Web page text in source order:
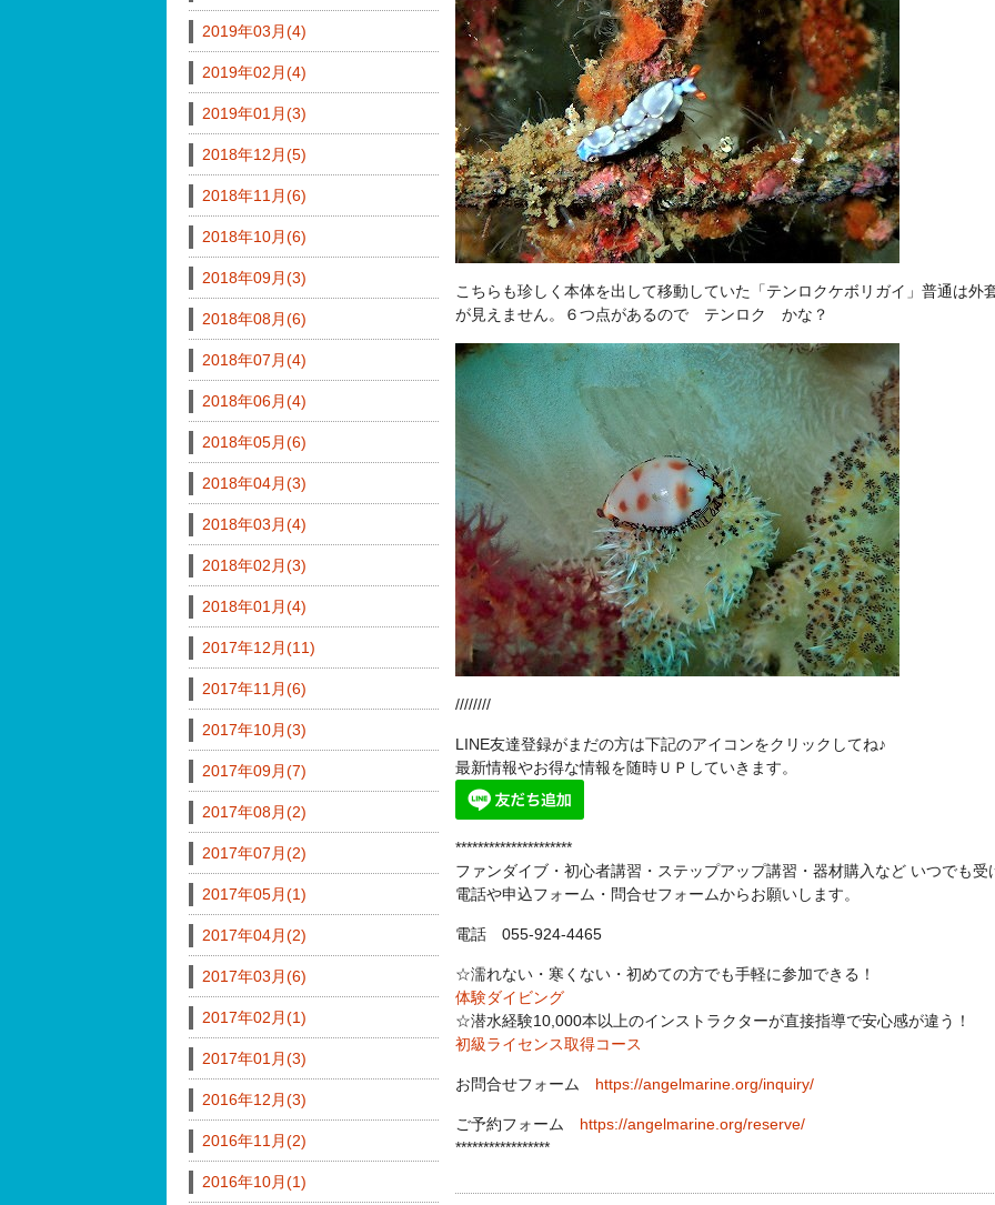
こちらも珍しく本体を出して移動していた「テンロクケボリガイ」普通は外
が見えません。６つ点があるので テンロク かな？
////////
LINE友達登録がまだの方は下記のアイコンをクリックしてね♪
最新情報やお得な情報を随時ＵＰしていきます。
*********************
ファンダイブ・初心者講習・ステップアップ講習・器材購入など いつでも受
電話や申込フォーム・問合せフォームからお願いします。
電話 055-924-4465
☆濡れない・寒くない・初めての方でも手軽に参加できる！
体験ダイビング
☆潜水経験10,000本以上のインストラクターが直接指導で安心感が違う！
初級ライセンス取得コース
お問合せフォーム https://angelmarine.org/inquiry/
ご予約フォーム https://angelmarine.org/reserve/
*****************
2019年03月(4)
2019年02月(4)
2019年01月(3)
2018年12月(5)
2018年11月(6)
2018年10月(6)
2018年09月(3)
2018年08月(6)
2018年07月(4)
2018年06月(4)
2018年05月(6)
2018年04月(3)
2018年03月(4)
2018年02月(3)
2018年01月(4)
2017年12月(11)
2017年11月(6)
2017年10月(3)
2017年09月(7)
2017年08月(2)
2017年07月(2)
2017年05月(1)
2017年04月(2)
2017年03月(6)
2017年02月(1)
2017年01月(3)
2016年12月(3)
2016年11月(2)
2016年10月(1)